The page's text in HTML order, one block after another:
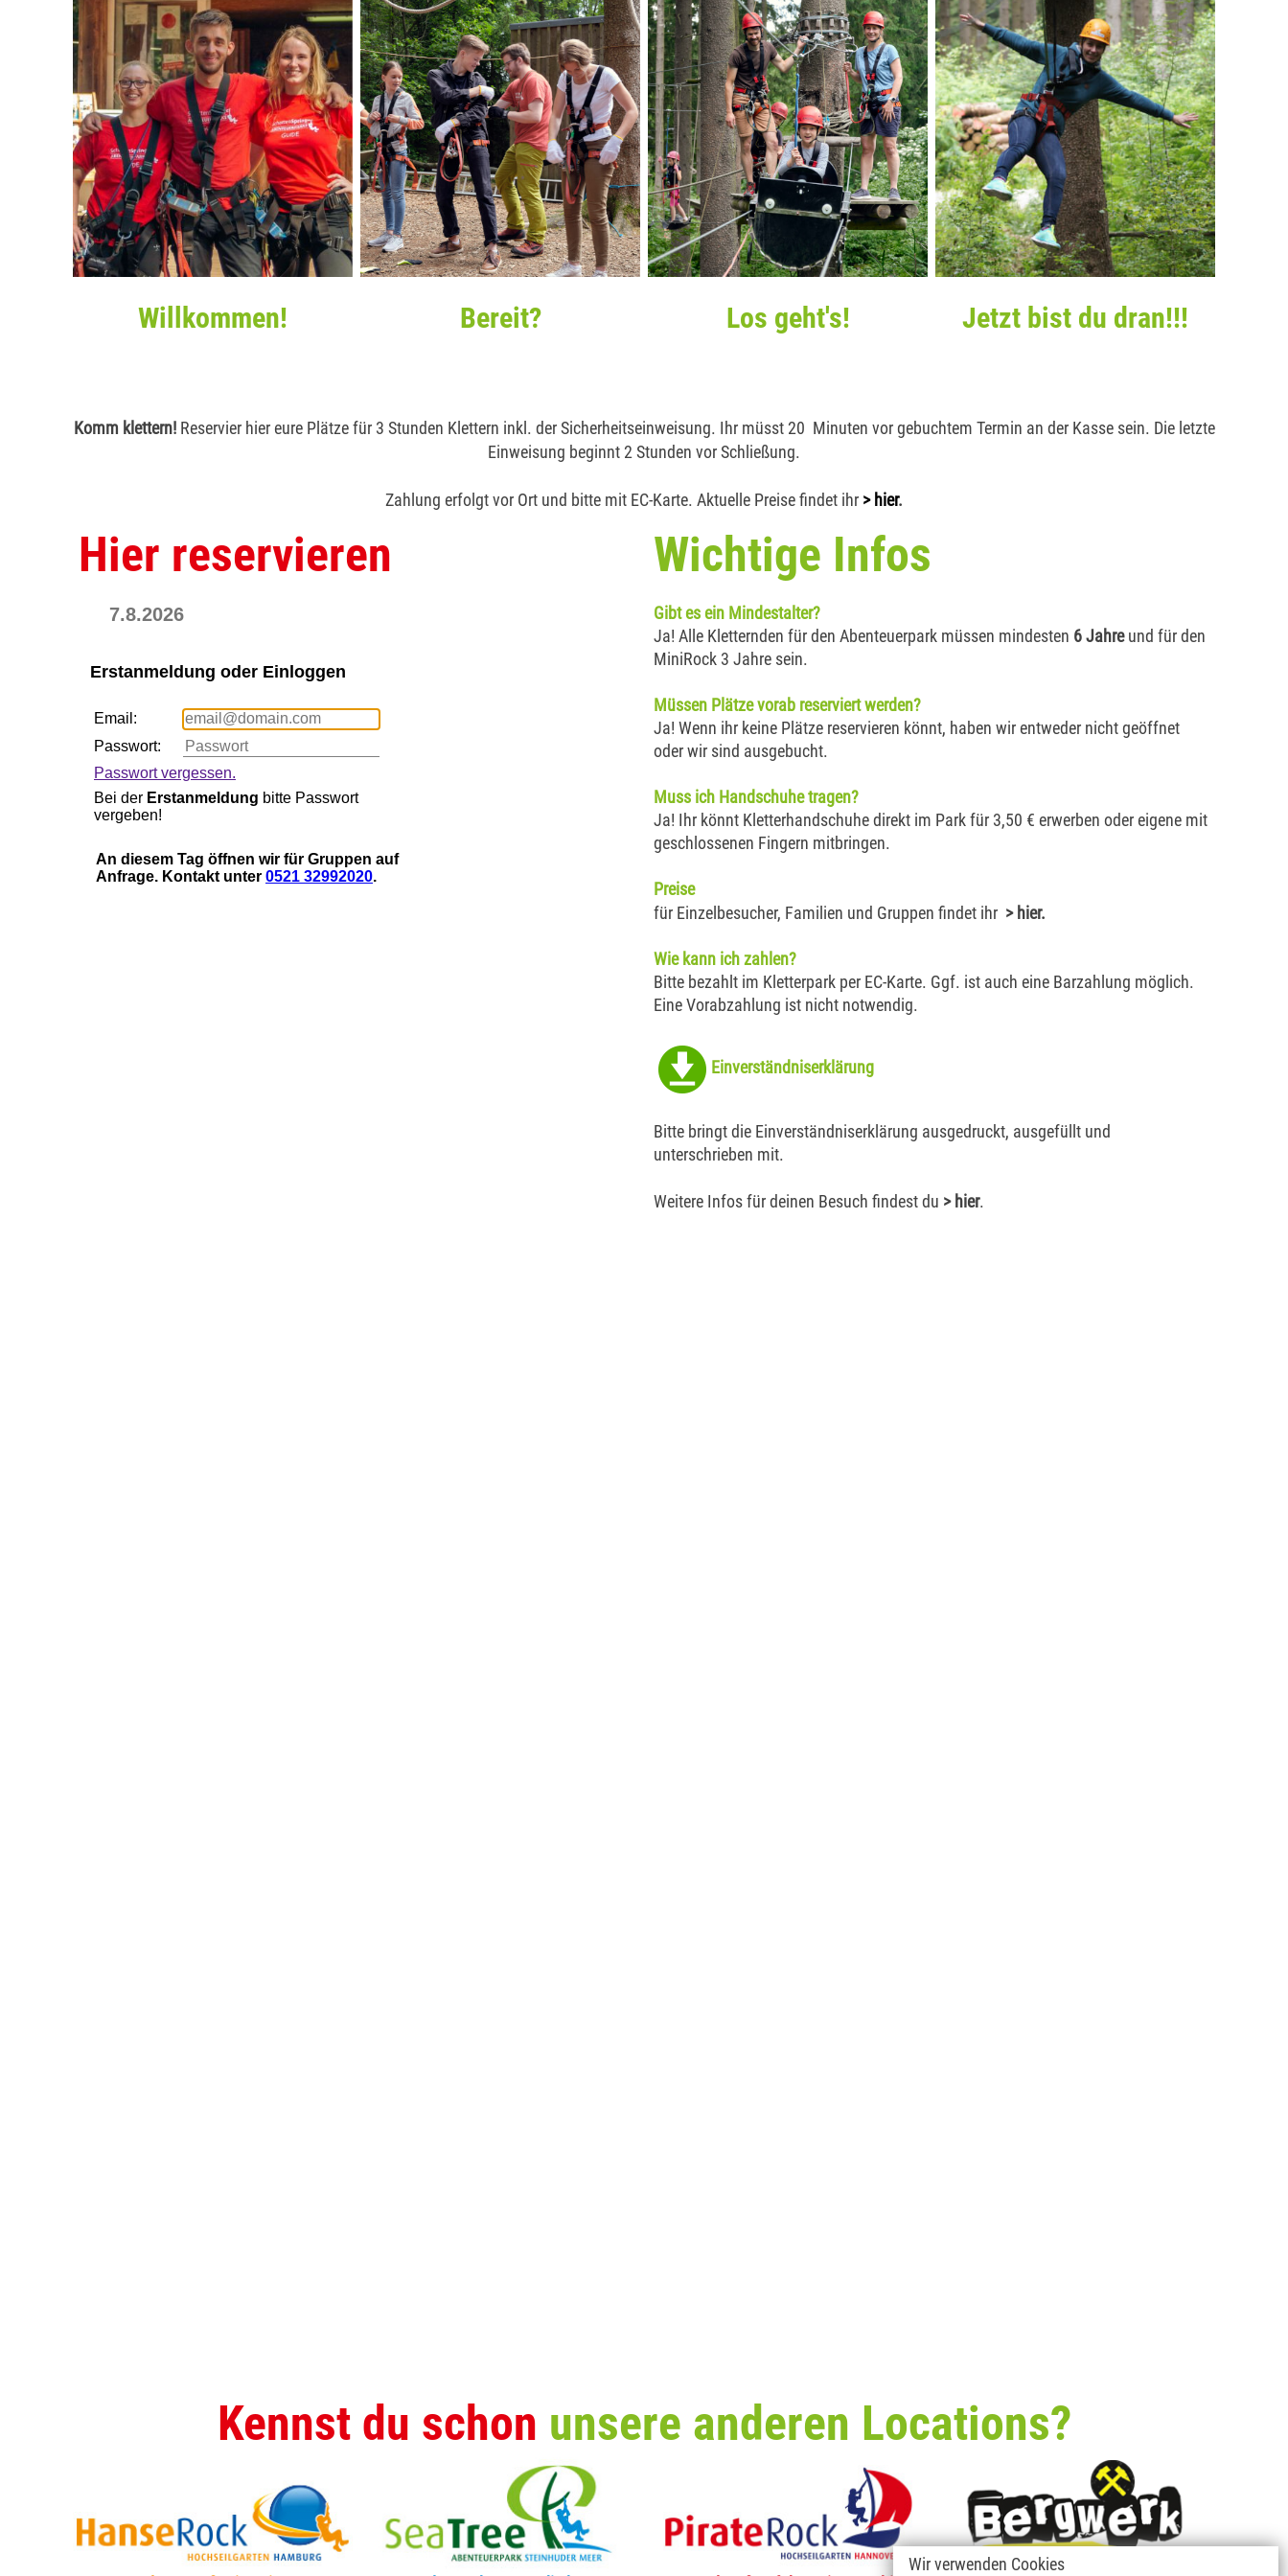
Willkommen! Bereit? Los geht's! Jetzt bist du dran!!!
Komm klettern! Reservier hier eure Plätze für 3 Stunden Klettern inkl. der Sicherheitseinweisung. Ihr müsst 20 Minuten vor gebuchtem Termin an der Kasse sein. Die letzte
Einweisung beginnt 2 Stunden vor Schließung.
Zahlung erfolgt vor Ort und bitte mit EC-Karte. Aktuelle Preise findet ihr > hier.
Hier reservieren Wichtige Infos
Gibt es ein Mindestalter?
Ja! Alle Kletternden für den Abenteuerpark müssen mindesten 6 Jahreund für den
MiniRock 3 Jahre sein.
Müssen Plätze vorab reserviert werden?
Ja! Wenn ihr keine Plätze reservieren könnt, haben wir entweder nicht geöffnet
oder wir sind ausgebucht.
Muss ich Handschuhe tragen?
Ja! Ihr könnt Kletterhandschuhe direkt im Park für 3,50 € erwerben oder eigene mit
geschlossenen Fingern mitbringen.
Preise
für Einzelbesucher, Familien und Gruppen findet ihr > hier.
Wie kann ich zahlen?
Bitte bezahlt im Kletterpark per EC-Karte. Ggf. ist auch eine Barzahlung möglich.
Eine Vorabzahlung ist nicht notwendig.
Einverständniserklärung
Bitte bringt die Einverständniserklärung ausgedruckt, ausgefüllt und
unterschrieben mit.
Weitere Infos für deinen Besuch findest du > hier.
Kennst du schon unsere anderen Locations?
Wir verwenden Cookies